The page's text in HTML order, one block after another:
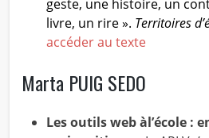
geste, une histoire, un
livre, un rire ». Territoires
accéder au texte
Marta PUIG SEDO
Les outils web àl’école :